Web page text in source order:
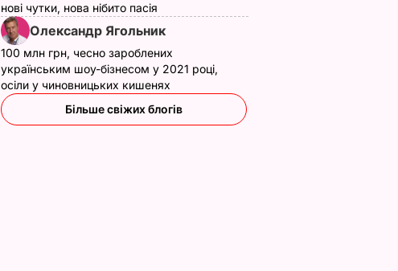
нові чутки, нова нібито пасія
Олександр Ягольник
100 млн грн, чесно зароблених
українським шоу-бізнесом у 2021 році,
осіли у чиновницьких кишенях
Більше свіжих блогів